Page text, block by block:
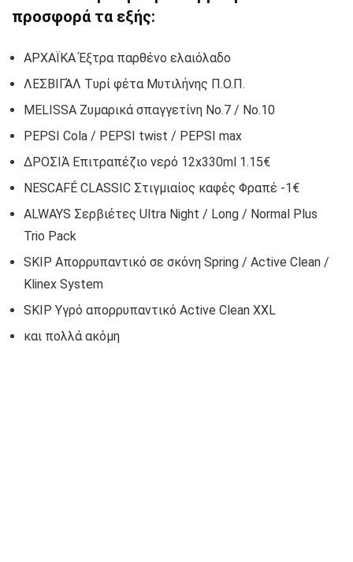
προσφορά τα εξής:
ΑΡΧΑΪΚΑ Έξτρα παρθένο ελαιόλαδο
ΛΕΣΒΙΓΆΛ Tυρί φέτα Μυτιλήνης Π.Ο.Π.
MELISSA Ζυμαρικά σπαγγετίνη No.7 / No.10
PEPSI Cola / PEPSI twist / PEPSI max
ΔΡΟΣΙΆ Eπιτραπέζιο νερό 12x330ml 1.15€
NESCAFÉ CLASSIC Στιγμιαίος καφές Φραπέ -1€
ALWAYS Σερβιέτες Ultra Νight / Long / Νormal Plus
Trio Pack
SKIP Απορρυπαντικό σε σκόνη Spring / Active Clean /
Klinex System
SKIP Υγρό απορρυπαντικό Active Clean XXL
και πολλά ακόμη